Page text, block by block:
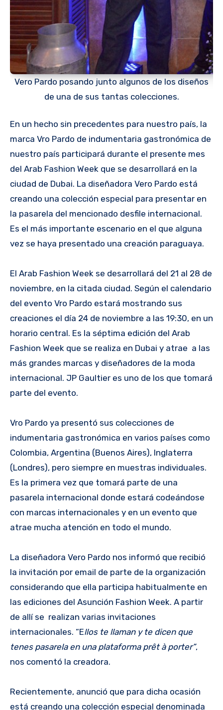
Vero Pardo posando junto algunos de los diseños
de una de sus tantas colecciones.
En un hecho sin precedentes para nuestro país, la
marca Vro Pardo de indumentaria gastronómica de
nuestro país participará durante el presente mes
del Arab Fashion Week que se desarrollará en la
ciudad de Dubai. La diseñadora Vero Pardo está
creando una colección especial para presentar en
la pasarela del mencionado desfile internacional.
Es el más importante escenario en el que alguna
vez se haya presentado una creación paraguaya.
El Arab Fashion Week se desarrollará del 21 al 28 de
noviembre, en la citada ciudad. Según el calendario
del evento Vro Pardo estará mostrando sus
creaciones el día 24 de noviembre a las 19:30, en un
horario central. Es la séptima edición del Arab
Fashion Week que se realiza en Dubai y atrae a las
más grandes marcas y diseñadores de la moda
internacional. JP Gaultier es uno de los que tomará
parte del evento.
Vro Pardo ya presentó sus colecciones de
indumentaria gastronómica en varios países como
Colombia, Argentina (Buenos Aires), Inglaterra
(Londres), pero siempre en muestras individuales.
Es la primera vez que tomará parte de una
pasarela internacional donde estará codeándose
con marcas internacionales y en un evento que
atrae mucha atención en todo el mundo.
La diseñadora Vero Pardo nos informó que recibió
la invitación por email de parte de la organización
considerando que ella participa habitualmente en
las ediciones del Asunción Fashion Week. A partir
de allí se realizan varias invitaciones
internacionales. “Ellos te llaman y te dicen que
tenes pasarela en una plataforma prêt à porter”,
nos comentó la creadora.
Recientemente, anunció que para dicha ocasión
está creando una colección especial denominada